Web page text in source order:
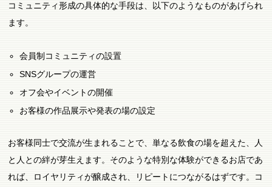
コミュニティ形成の具体的な手段は、以下のようなものがあげられ
ます。
会員制コミュニティの設置
SNSグループの運営
オフ会やイベントの開催
お客様の作品展示や発表の場の設定
お客様同士で交流が生まれることで、単なる飲食の場を超えた、人
と人との絆が芽生えます。そのような特別な体験ができるお店であ
れば、ロイヤリティが醸成され、リピートにつながるはずです。コ